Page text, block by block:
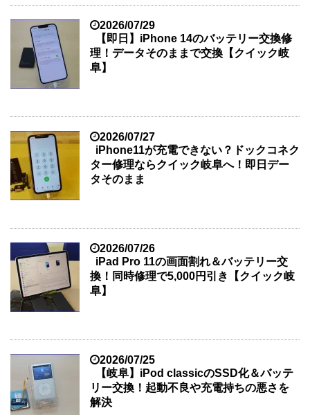
2026/07/29
【即日】iPhone 14のバッテリー交換修
理！データそのままで交換【クイック岐
阜】
2026/07/27
iPhone11が充電できない？ドックコネク
ター修理ならクイック岐阜へ！即日デー
タそのまま
2026/07/26
iPad Pro 11の画面割れ＆バッテリー交
換！同時修理で5,000円引き【クイック岐
阜】
2026/07/25
【岐阜】iPod classicのSSD化＆バッテ
リー交換！起動不良や充電持ちの悪さを
解決